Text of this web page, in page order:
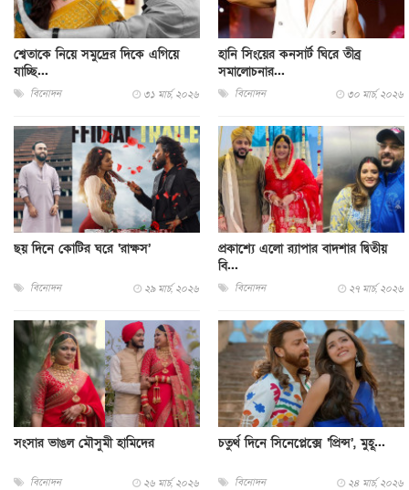
শ্বেতাকে নিয়ে সমুদ্রের দিকে এগিয়ে
যাচ্ছি...
বিনোদন ৩১ মার্চ, ২০২৬
হানি সিংয়ের কনসার্ট ঘিরে তীব্র
সমালোচনার...
বিনোদন ৩০ মার্চ, ২০২৬
ছয় দিনে কোটির ঘরে ‘রাক্ষস’
বিনোদন ২৯ মার্চ, ২০২৬
প্রকাশ্যে এলো র‍্যাপার বাদশার দ্বিতীয়
বি...
বিনোদন ২৭ মার্চ, ২০২৬
সংসার ভাঙল মৌসুমী হামিদের
বিনোদন ২৬ মার্চ, ২০২৬
চতুর্থ দিনে সিনেপ্লেক্সে ‘প্রিন্স’, মুহূ...
বিনোদন ২৪ মার্চ, ২০২৬